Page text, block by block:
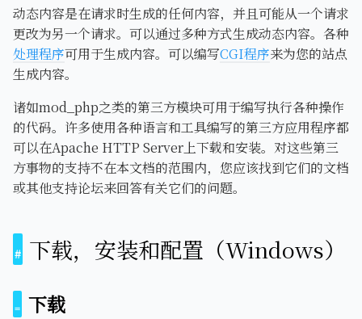
动态内容是在请求时生成的任何内容，并且可能从一个请求
更改为另一个请求。可以通过多种方式生成动态内容。各种
处理程序可用于生成内容。可以编写CGI程序来为您的站点
生成内容。
诸如mod_php之类的第三方模块可用于编写执行各种操作
的代码。许多使用各种语言和工具编写的第三方应用程序都
可以在Apache HTTP Server上下载和安装。对这些第三
方事物的支持不在本文档的范围内，您应该找到它们的文档
或其他支持论坛来回答有关它们的问题。
下载，安装和配置（Windows）
下载